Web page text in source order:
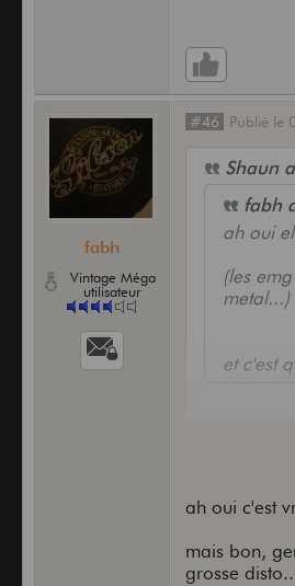
fabh
Vintage Méga
utilisateur
#46 Publié le
Shaun
fabh
ah oui
(les
metal...)
et c'est
La Pro à
des
Et enfin la
ah oui c'est
mais bon,
grosse